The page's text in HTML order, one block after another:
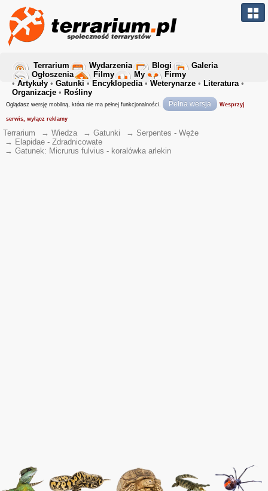
Terrarium Wydarzenia Blogi
Galeria
Ogłoszenia
Filmy My
Firmy
• Artykuły • Gatunki • Encyklopedia• Weterynarze • Literatura•
Organizacje • Rośliny
Oglądasz wersję mobilną, która nie ma pełnej funkcjonalności. Pełna wersja Wesprzyj
serwis, wyłącz reklamy
Terrarium → Wiedza → Gatunki → Serpentes - Węże
→ Elapidae - Zdradnicowate
→ Gatunek: Micrurus fulvius - koralówka arlekin